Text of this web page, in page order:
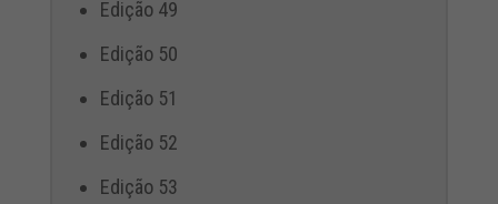
Edição 49
Edição 50
Edição 51
Edição 52
Edição 53